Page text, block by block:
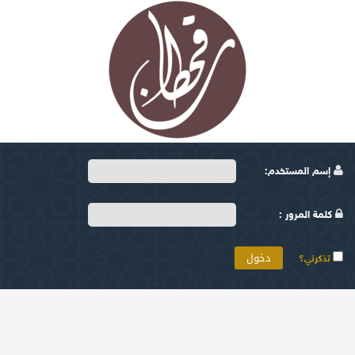
إسم المستخدم:
كلمة المرور :
تذكرني؟